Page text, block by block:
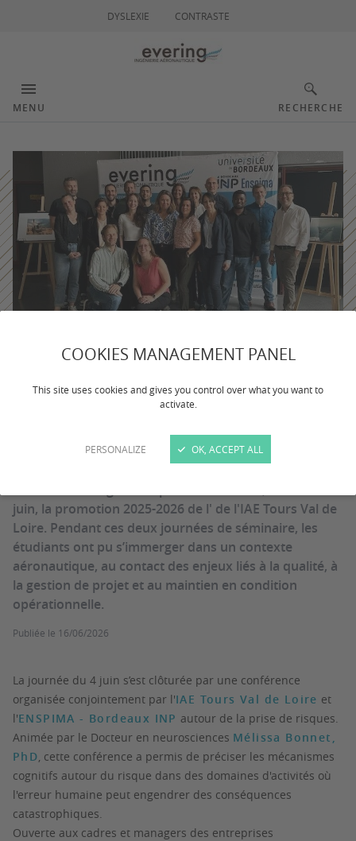
COOKIES MANAGEMENT PANEL
This site uses cookies and gives you control over what you want to
activate.
PERSONALIZE OK, ACCEPT ALL
DYSLEXIE CONTRASTE
MENU RECHERCHE
Serious Game-
Conférence "risques"
juin, la promotion 2025-2026 de l' de l'IAE Tours Val de
Loire. Pendant ces deux journées de séminaire, les
étudiants ont pu s’immerger dans un contexte
aéronautique, au contact des enjeux liés à la qualité, à
la gestion de projet et au maintien en condition
opérationnelle.
Publiée le 16/06/2026
La journée du 4 juin s’est clôturée par une conférence
organisée conjointement par l'IAE Tours Val de Loire et
l'ENSPIMA - Bordeaux INP autour de la prise de risques.
Animée par le Docteur en neurosciences Mélissa Bonnet,
PhD, cette conférence a permis de préciser les mécanismes
cognitifs autour du risque dans des domaines d'activités où
l'erreur humaine peut engendrer des conséquences
catastrophiques.
Ouverte aux cadres et managers des entreprises